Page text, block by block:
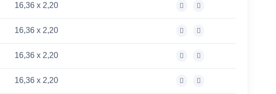
16,36 x 2,20
16,36 x 2,20
16,36 x 2,20
16,36 x 2,20